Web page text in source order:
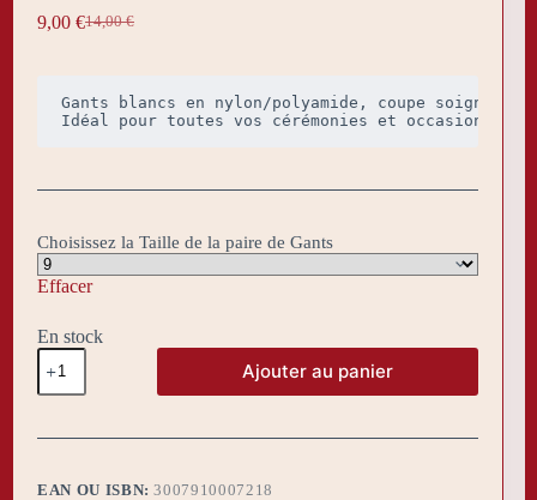
14,00€
Le
était :
14,00 €.
9,00 €Le
est :
9,00 €.
Gants blancs en nylon/polyamide, coupe soignée
Idéal pour toutes vos cérémonies et occasions
Choisissez la Taille de la paire de Gants
Effacer
En stock
quantité
de
Gants
nylon
Ajouter au panier
EAN OU ISBN:3007910007218